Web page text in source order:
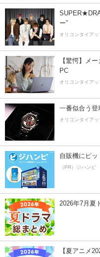
ー”
オリコンタイア
【驚愕】メ
PC
オリコンタイア
一番似合う
オリコンタイア
自販機にピッ
（PR）ジハンピ
2026年7月夏
【夏アニメ